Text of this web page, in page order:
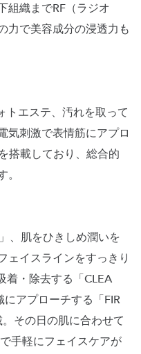
組織までRF（ラジオ
力で美容成分の浸透力も
トエステ、汚れを取って
気刺激で表情筋にアプロ
搭載しており、総合的
、肌をひきしめ潤いを
ェイスラインをすっきり
着・除去する「CLEA
アプローチする「FIR
その日の肌に合わせて
手軽にフェイスケアが